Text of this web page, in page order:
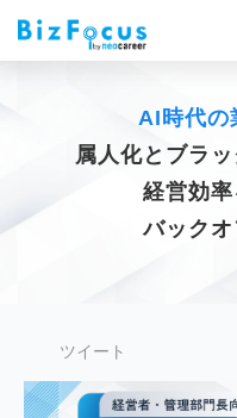
AI時代の
属人化とブラ
経営効
バック
ツイート